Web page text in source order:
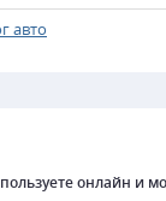
авто
онлайн и